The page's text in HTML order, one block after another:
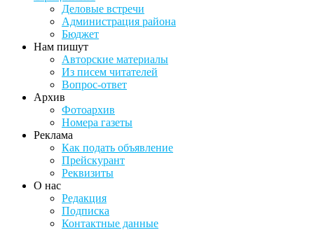
Деловые встречи
Администрация района
Бюджет
Нам пишут
Авторские материалы
Из писем читателей
Вопрос-ответ
Архив
Фотоархив
Номера газеты
Реклама
Как подать объявление
Прейскурант
Реквизиты
О нас
Редакция
Подписка
Контактные данные